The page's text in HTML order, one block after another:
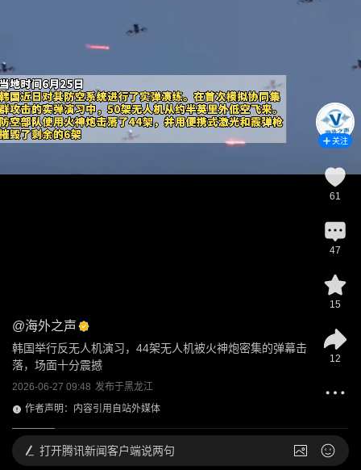
@海外之声
韩国举行反无人机演习，44架无人机被火神炮密集的弹幕击
落，场面十分震撼
2026-06-27 09:48 发布于黑龙江
作者声明：内容引用自站外媒体
关注
61
47
15
12
打开腾讯新闻客户端说两句